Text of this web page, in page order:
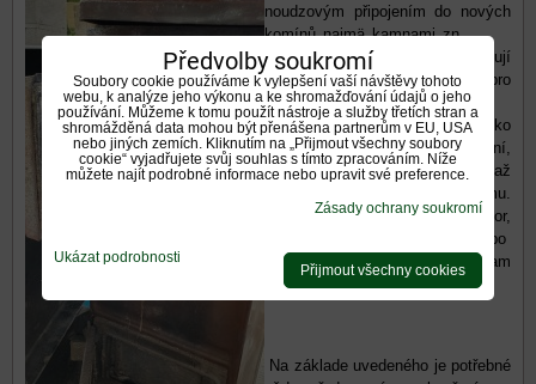
noudzovým připojením do nových
komínů najmä kamnami zn.
Peter, které nevyhovují
technickým požadavkám pro
připojení do moderních
systémů. Kamna mají ohnisko
typu "tower" vertikálního osazení,
kde otevřený oheň proniká až
do komínového systému.
Kamna mají malý krátky deflektor,
v horším případe ho mají po
rocích rozpaden resp. není tam
vůbec čím je nefunkčný.
Na základe uvedeného je potřebné
Předvolby soukromí
Soubory cookie používáme k vylepšení vaší návštěvy tohoto
webu, k analýze jeho výkonu a ke shromažďování údajů o jeho
používání. Můžeme k tomu použít nástroje a služby třetích stran a
shromážděná data mohou být přenášena partnerům v EU, USA
nebo jiných zemích. Kliknutím na „Přijmout všechny soubory
cookie“ vyjadřujete svůj souhlas s tímto zpracováním. Níže
můžete najít podrobné informace nebo upravit své preference.
Zásady ochrany soukromí
Ukázat podrobnosti
Přijmout všechny cookies